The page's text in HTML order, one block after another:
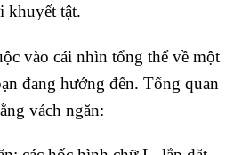
khuyết tật.
vào cái nhìn tổng thể về một
đang hướng đến. Tổng quan
vách ngăn: